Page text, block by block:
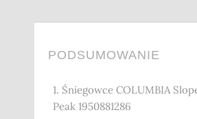
PODSUMOWANIE
1. Śniegowce COLUMBIA
Peak 1950881286